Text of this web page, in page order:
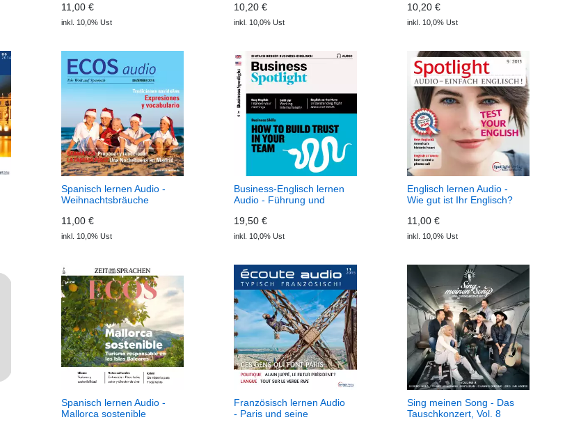
Audio
11,00 €
inkl. 10,0% Ust
perfekt Audio
10,20 €
inkl. 10,0% Ust
10,20 €
inkl. 10,0% Ust
Spanisch lernen Audio -
Weihnachtsbräuche
11,00 €
inkl. 10,0% Ust
Business-Englisch lernen
Audio - Führung und
Business Spotlight Audio
19,50 €
inkl. 10,0% Ust
Englisch lernen Audio -
Wie gut ist Ihr Englisch?
Audio
11,00 €
inkl. 10,0% Ust
Spanisch lernen Audio -
Mallorca sostenible
Französisch lernen Audio
- Paris und seine
Sing meinen Song - Das
Tauschkonzert, Vol. 8